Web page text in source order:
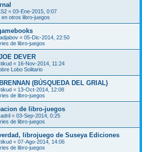
« 03-Ene-2015, 0:07
en otros libro-juegos
« 05-Dic-2014, 22:50
de libro-juegos
DEVER
« 16-Nov-2014, 11:24
Lobo Solitario
(BÚSQUEDA DEL GRIAL)
« 13-Oct-2014, 12:08
de libro-juegos
de libro-juegos
« 03-Sep-2014, 0:25
de libro-juegos
librojuego de Suseya Ediciones
« 07-Ago-2014, 14:06
de libro-juegos